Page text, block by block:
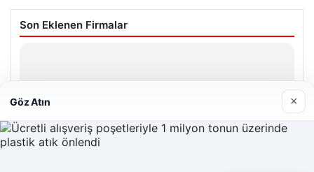
Son Eklenen Firmalar
Göz Atın ×